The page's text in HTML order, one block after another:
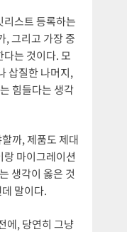
리스트 등록하는
, 그리고 가장 중
는 것이다. 모
삽질한 나머지,
힘들다는 생각
까, 제품도 제대
마이그레이션
생각이 옳은 것
말이다.
에, 당연히 그냥